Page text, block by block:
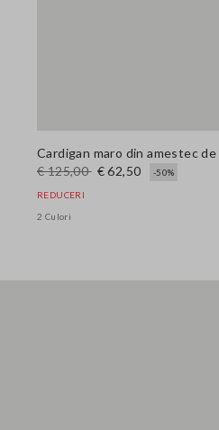
€ 125,00 € 62,50 -50%
REDUCERI
2 Culori